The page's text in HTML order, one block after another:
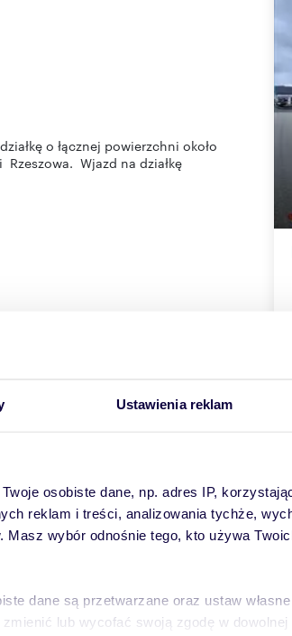
Ustawienia reklam
osobiste dane, np. adres IP,
reklam i treści, analizowania tychże,
wybór odnośnie tego, kto używa
dane są przetwarzane oraz ustaw
lub wycofać swoją zgodę w dowolnej
o łącznej powierzchni około
Wjazd na działkę
nadaje się na skład materiałów